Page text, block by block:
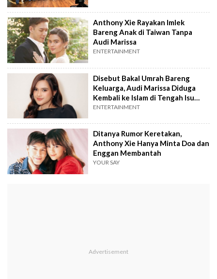
Anthony Xie Rayakan Imlek
Bareng Anak di Taiwan Tanpa
Audi Marissa
ENTERTAINMENT
Disebut Bakal Umrah Bareng
Keluarga, Audi Marissa Diduga
Kembali ke Islam di Tengah Isu
Cerai
ENTERTAINMENT
Ditanya Rumor Keretakan,
Anthony Xie Hanya Minta Doa dan
Enggan Membantah
YOUR SAY